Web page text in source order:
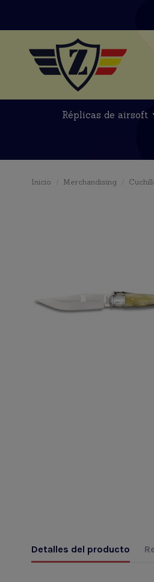
Réplicas de airsoft
Inicio Merchandising
Detalles del producto